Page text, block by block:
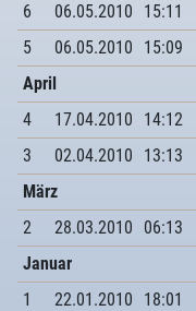
6
06.05.2010 15:11
5
06.05.2010 15:09
April
4
17.04.2010 14:12
3
02.04.2010 13:13
März
2
28.03.2010 06:13
Januar
1
22.01.2010 18:01